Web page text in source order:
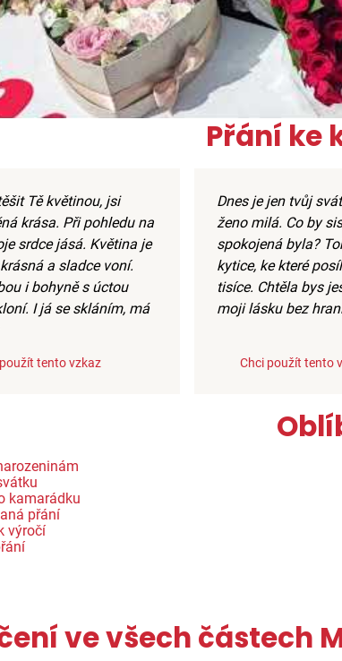
Přání ke
Tě květinou, jsi
krása. Při pohledu na
srdce jásá. Květina je
a sladce voní.
i bohyně s úctou
I já se skláním, má
tento vzkaz
Dnes je jen tvůj
ženo milá. Co by
spokojená byla?
kytice, ke které
tisíce. Chtěla bys
moji lásku bez
Chci použít tento
kamarádku
přání
výročí
ve všech částech